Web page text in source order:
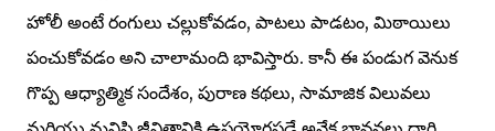
హోలీ అంటే రంగులు చల్లుకోవడం, పాటలు పాడటం, మిఠాయిలు
పంచుకోవడం అని చాలామంది భావిస్తారు. కానీ ఈ పండుగ వెనుక
గొప్ప ఆధ్యాత్మిక సందేశం, పురాణ కథలు, సామాజిక విలువలు